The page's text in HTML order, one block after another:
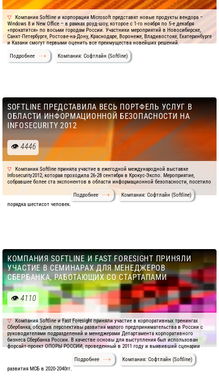
Компания Softline и корпорация Microsoft представят новые продукты вендора –
Windows 8 и New Office – в рамках роуд-шоу, которое с 1-го ноября по 5-е декабря
«прокатится» по восьми городам России. Участники мероприятий в Новосибирске,
Санкт-Петербурге, Ростове-на-Дону, Краснодаре, Воронеже, Владивостоке, Екатеринбурге
и Казани смогут первыми оценить все преимущества новейших решений.
Подробнее Компания: Софтлайн (Softline)
SOFTLINE ПРЕДСТАВИЛА ВЕСЬ ПОРТФЕЛЬ УСЛУГ В
ОБЛАСТИ ИНФОРМАЦИОННОЙ БЕЗОПАСНОСТИ НА
INFOSECURITY 2012
4446
Компания Softline приняла участие в ежегодной международной выставке
Infosecurity2012, которая проходила 26-28 сентября в Крокус-Экспо. Мероприятие,
собравшее более ста экспонентов в области информационной безопасности, посетило
порядка шестисот человек.
Подробнее Компания: Софтлайн (Softline)
КОМПАНИЯ SOFTLINE И FAST FORESIGHT ПРИНЯЛИ
УЧАСТИЕ В СЕМИНАРАХ ДЛЯ МЕНЕДЖЕРОВ
СБЕРБАНКА, РАБОТАЮЩИХ СО СТАРТАПАМИ
4110
Компания Softline и Fast Foresight приняли участие в корпоративных тренингах
Сбербанка, обсудив перспективы развития малого предпринимательства в России с
руководителями подразделений и менеджерами Департамента корпоративного
бизнеса Сбербанка России. В качестве основы для выступления был использован
форсайт-проект ОПОРЫ РОССИИ, проведенный в 2011 году и выявивший сценарии
развития МСБ в 2020-2040гг.
Подробнее Компания: Софтлайн (Softline)